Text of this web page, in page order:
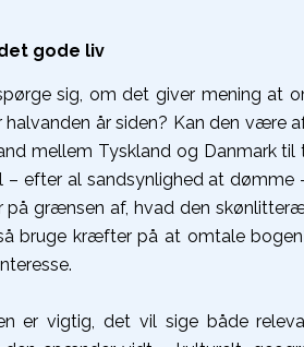
gode liv
sig, om det giver mening at
år siden? Kan den være
mellem Tyskland og Danmark
efter al sandsynlighed at dømme
grænsen af, hvad den
bruge kræfter på at omtale
er vigtig, det vil sige både